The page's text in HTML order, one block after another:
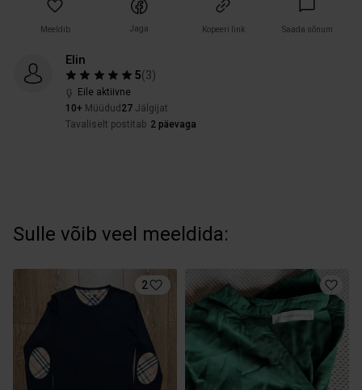
Meeldib Jaga Kopeeri link Saada sõnum
Elin
5(3)
Eile aktiivne
10+ Müüdud 27 Jälgijat
Tavaliselt postitab 2 päevaga
Sulle võib veel meeldida:
2